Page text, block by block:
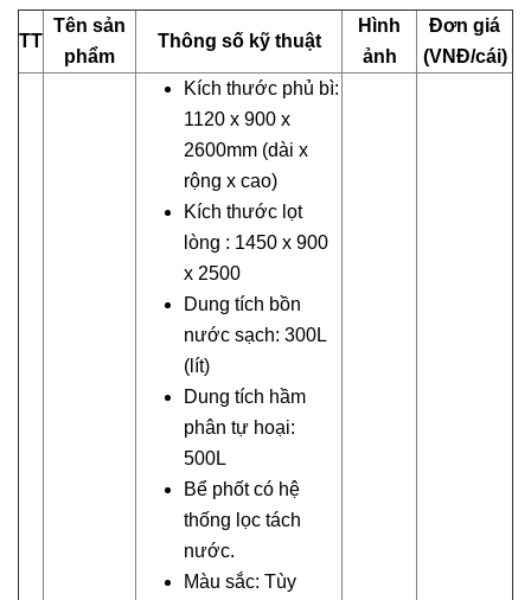
TT
Tên sản
phẩm
Thông số kỹ thuật
Hình
ảnh
Đơn giá
(VNĐ/cái)
Kích thước phủ bì:
1120 x 900 x
2600mm (dài x
rộng x cao)
Kích thước lọt
lòng : 1450 x 900
x 2500
Dung tích bồn
nước sạch: 300L
(lít)
Dung tích hầm
phân tự hoại:
500L
Bể phốt có hệ
thống lọc tách
nước.
Màu sắc: Tùy